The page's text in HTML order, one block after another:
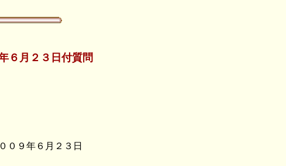
６月２３日付質問
０９年６月２３日